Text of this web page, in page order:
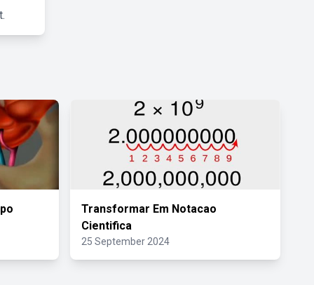
Transformar Em Notacao
Cientifica
25 September 2024